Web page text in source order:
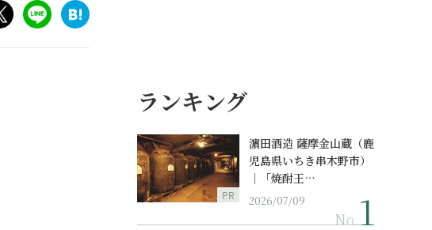
ランキング
PR
濵田酒造 薩摩金山蔵（鹿
児島県いちき串木野市）
｜「焼酎王…
2026/07/09
No.